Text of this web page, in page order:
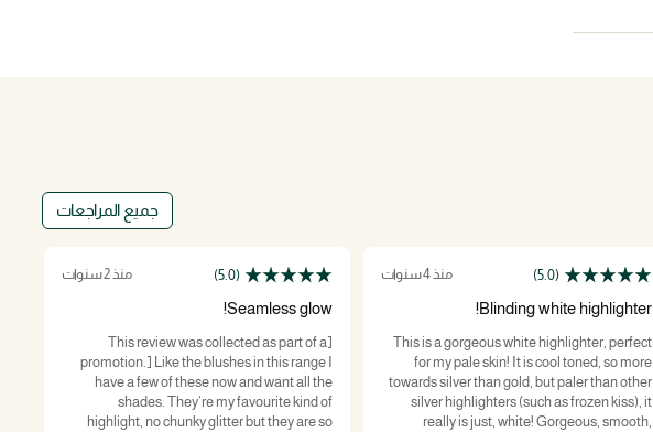
جميع المراجعات
(5.0) منذ 4 سنوات
Blinding white highlighter!
This is a gorgeous white highlighter, perfect
for my pale skin! It is cool toned, so more
towards silver than gold, but paler than other
silver highlighters (such as frozen kiss), it
really is just, white! Gorgeous, smooth,
(5.0) منذ 2 سنوات
Seamless glow!
[This review was collected as part of a
promotion.] Like the blushes in this range I
have a few of these now and want all the
shades. They’re my favourite kind of
highlight, no chunky glitter but they are so